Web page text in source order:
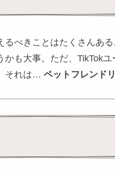
べきことはたくさんあ
かも大事。ただ、TikTokユ
それは… ペットフレンド